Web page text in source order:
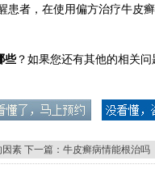
患者，在使用偏方治疗牛皮
些？如果您还有其他的相关
因素 下一篇： 牛皮癣病情能根治吗